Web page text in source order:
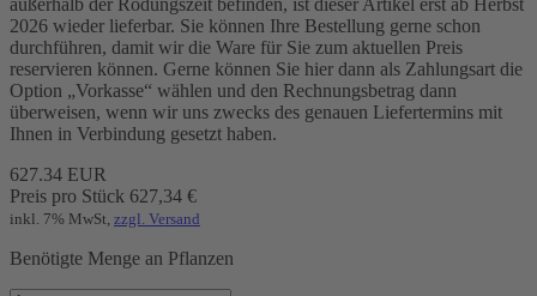
2026 wieder lieferbar. Sie können Ihre Bestellung gerne schon
durchführen, damit wir die Ware für Sie zum aktuellen Preis
reservieren können. Gerne können Sie hier dann als Zahlungsart die
Option „Vorkasse“ wählen und den Rechnungsbetrag dann
überweisen, wenn wir uns zwecks des genauen Liefertermins mit
Ihnen in Verbindung gesetzt haben.
627.34 EUR
Preis pro Stück 627,34 €
inkl. 7% MwSt, zzgl. Versand
Benötigte Menge an Pflanzen